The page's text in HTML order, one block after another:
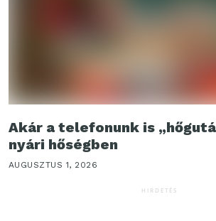
Akár a telefonunk is
nyári hőségben
AUGUSZTUS 1, 2026
HIRDETÉS